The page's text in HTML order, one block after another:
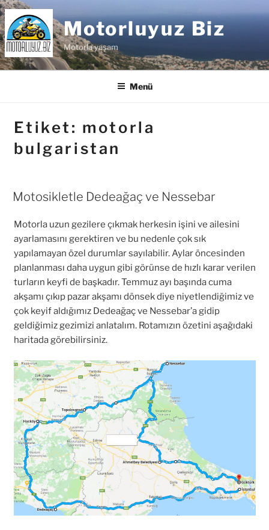
İçeriğe
geç
Motorluyuz Biz
Motorla yaşam
Menü
Etiket: motorla
bulgaristan
Motosikletle Dedeağaç ve Nessebar
Motorla uzun gezilere çıkmak herkesin işini ve ailesini
ayarlamasını gerektiren ve bu nedenle çok sık
yapılamayan özel durumlar sayılabilir. Aylar öncesinden
planlanması daha uygun gibi görünse de hızlı karar verilen
turların keyfi de başkadır. Temmuz ayı başında cuma
akşamı çıkıp pazar akşamı dönsek diye niyetlendiğimiz ve
çok keyif aldığımız Dedeağaç ve Nessebar’a gidip
geldiğimiz gezimizi anlatalım. Rotamızın özetini aşağıdaki
haritada görebilirsiniz.